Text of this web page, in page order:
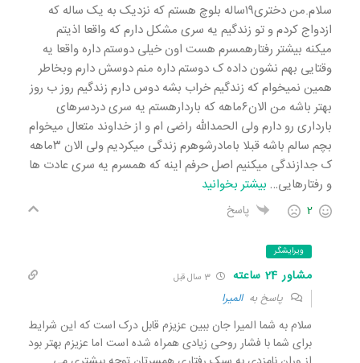
سلام.من دختری۱۹ساله بلوچ هستم که نزدیک به یک ساله که
ازدواج کردم و تو زندگیم یه سری مشکل دارم که واقعا اذیتم
میکنه بیشتر رفتارهمسرم هست اون خیلی دوستم داره واقعا یه
وقتایی بهم نشون داده ک دوستم داره منم دوسش دارم وبخاطر
همین نمیخوام که زندگیم خراب بشه دوس دارم زندگیم روز ب روز
بهتر باشه من الان۶ماهه که باردارهستم یه سری دردسرهای
بارداری رو دارم ولی الحمدالله راضی ام و از خداوند متعال میخوام
بچم سالم باشه قبلا بامادرشوهرم زندگی میکردیم ولی الان ۳ماهه
ک جدازندگی میکنیم اصل حرفم اینه که همسرم یه سری عادت ها
و رفتارهایی… بیشتر بخوانید
2 پاسخ
ویرایشگر
مشاور 24 ساعته 3 سال قبل
پاسخ بهالمیرا
سلام به شما المیرا جان ببین عزیزم قابل درک است که این شرایط
برای شما با فشار روحی زیادی همراه شده است اما عزیزم بهتر بود